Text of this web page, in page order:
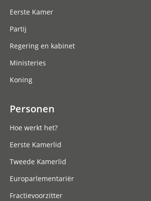
Eerste Kamer
Partij
Regering en kabinet
Ministeries
Koning
Personen
Hoe werkt het?
Eerste Kamerlid
Tweede Kamerlid
Europarlementariër
Fractievoorzitter